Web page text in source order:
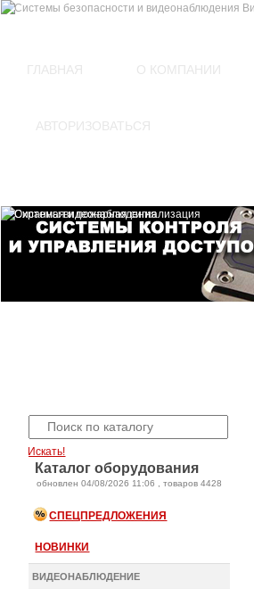
ГЛАВНАЯ О КОМПАНИИ
АВТОРИЗОВАТЬСЯ
Искать!
Каталог оборудования
oбновлен 04/08/2026 11:06 , товаров 4428
СПЕЦПРЕДЛОЖЕНИЯ
НОВИНКИ
ВИДЕОНАБЛЮДЕНИЕ